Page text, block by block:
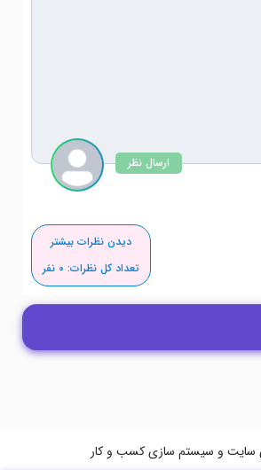
ارسال نظر
دیدن نظرات بیشتر
تعداد کل نظرات: 0 نفر
سایت و سیستم سازی کسب و کار